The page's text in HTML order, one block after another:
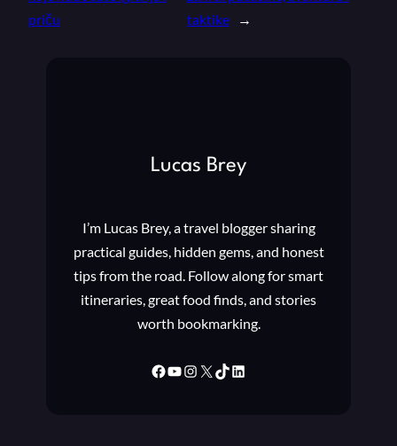
priču
taktike
→
Lucas Brey
I’m Lucas Brey, a travel blogger sharing
practical guides, hidden gems, and honest
tips from the road. Follow along for smart
itineraries, great food finds, and stories
worth bookmarking.
Facebook YouTube Instagram X TikTok LinkedIn